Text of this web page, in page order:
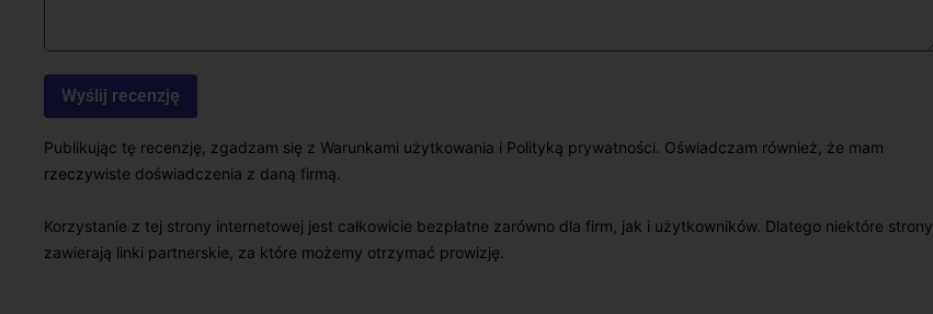
Publikując tę recenzję, zgadzam się z Warunkami użytkowania i Polityką prywatności. Oświadczam również, że mam
rzeczywiste doświadczenia z daną firmą.
Korzystanie z tej strony internetowej jest całkowicie bezpłatne zarówno dla firm, jak i użytkowników. Dlatego niektóre strony
zawierają linki partnerskie, za które możemy otrzymać prowizję.